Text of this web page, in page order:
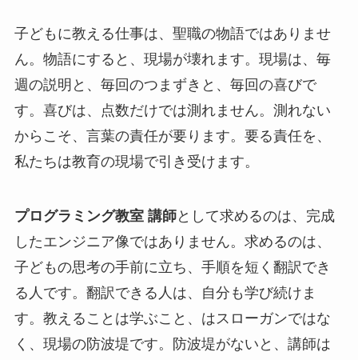
子どもに教える仕事は、聖職の物語ではありませ
ん。物語にすると、現場が壊れます。現場は、毎
週の説明と、毎回のつまずきと、毎回の喜びで
す。喜びは、点数だけでは測れません。測れない
からこそ、言葉の責任が要ります。要る責任を、
私たちは教育の現場で引き受けます。
プログラミング教室 講師として求めるのは、完成
したエンジニア像ではありません。求めるのは、
子どもの思考の手前に立ち、手順を短く翻訳でき
る人です。翻訳できる人は、自分も学び続けま
す。教えることは学ぶこと、はスローガンではな
く、現場の防波堤です。防波堤がないと、講師は